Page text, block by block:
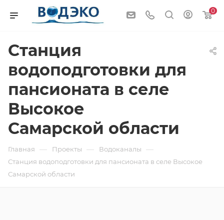
0
Станция
водоподготовки для
пансионата в селе
Высокое
Самарской области
Главная — Проекты — Водоканалы —
Станция водоподготовки для пансионата в селе Высокое
Самарской области